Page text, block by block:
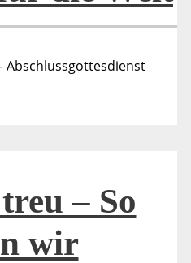
Abschlussgottesdienst
– So
wir